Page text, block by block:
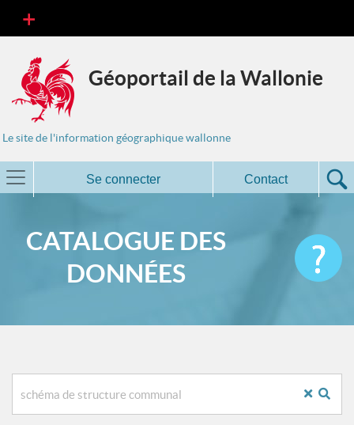
Géoportail de la Wallonie
Le site de l'information géographique wallonne
Se connecter Contact
CATALOGUE DES
DONNÉES